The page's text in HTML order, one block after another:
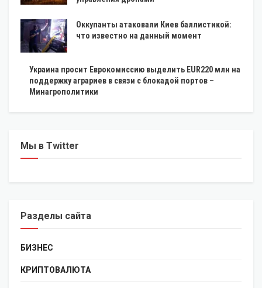
Оккупанты атаковали Киев баллистикой:
что известно на данный момент
Украина просит Еврокомиссию выделить EUR220 млн на
поддержку аграриев в связи с блокадой портов –
Минагрополитики
Мы в Twitter
Разделы сайта
БИЗНЕС
КРИПТОВАЛЮТА